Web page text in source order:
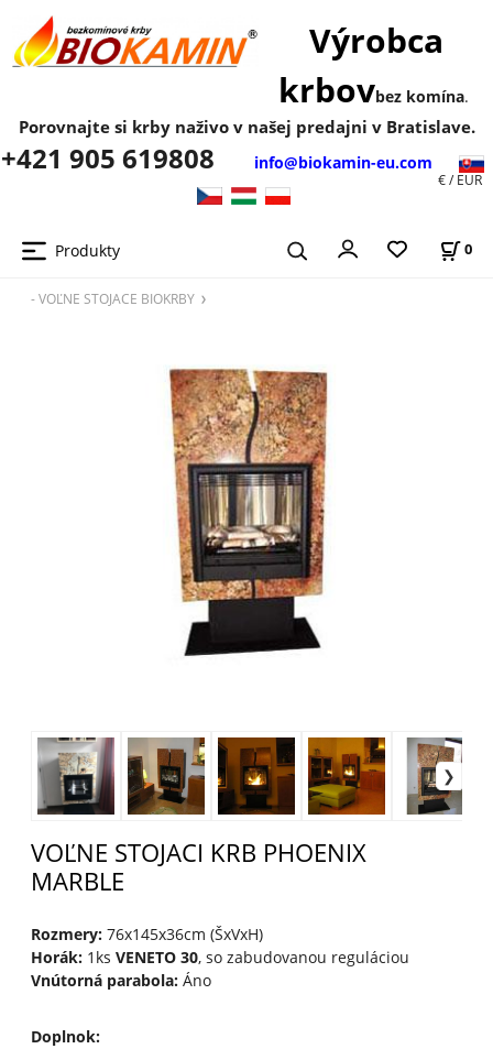
Výrobca
krbovbez komína.
Porovnajte si krby naživo v našej predajni v Bratislave.
+421 905 619808 info@biokamin-eu.com
Produkty 0
€ / EUR
- VOĽNE STOJACE BIOKRBY
VOĽNE STOJACI KRB PHOENIX
MARBLE
Rozmery:76x145x36cm (ŠxVxH)
Horák: 1ks VENETO 30, so zabudovanou reguláciou
Vnútorná parabola:Áno
Doplnok: